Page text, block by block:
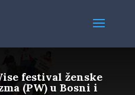
festival ženske
(PW) u Bosni i